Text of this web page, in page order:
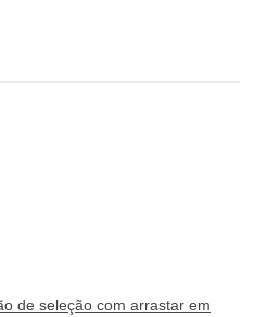
de seleção com arrastar em